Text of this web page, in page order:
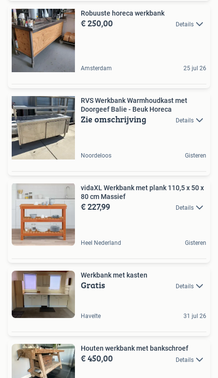
Robuuste horeca werkbank
€ 250,00 Details
Amsterdam 25 jul 26
RVS Werkbank Warmhoudkast met
Doorgeef Balie - Beuk Horeca
Zie omschrijving Details
Noordeloos Gisteren
vidaXL Werkbank met plank 110,5 x 50 x
80 cm Massief
€ 227,99 Details
Heel Nederland Gisteren
Werkbank met kasten
Gratis Details
Havelte 31 jul 26
Houten werkbank met bankschroef
€ 450,00 Details